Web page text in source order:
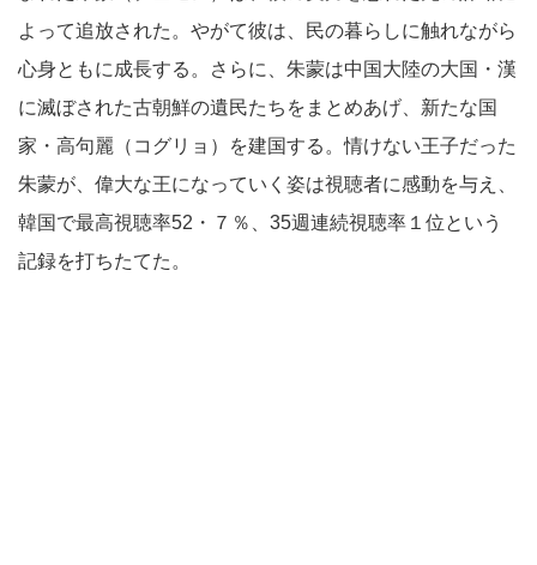
よって追放された。やがて彼は、民の暮らしに触れながら
心身ともに成長する。さらに、朱蒙は中国大陸の大国・漢
に滅ぼされた古朝鮮の遺民たちをまとめあげ、新たな国
家・高句麗（コグリョ）を建国する。情けない王子だった
朱蒙が、偉大な王になっていく姿は視聴者に感動を与え、
韓国で最高視聴率52・７％、35週連続視聴率１位という
記録を打ちたてた。